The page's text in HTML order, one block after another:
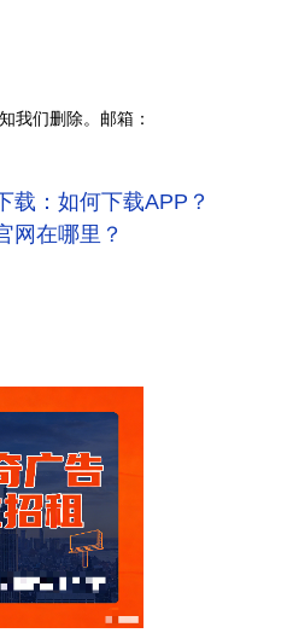
我们删除。邮箱：
载：如何下载APP？
网在哪里？